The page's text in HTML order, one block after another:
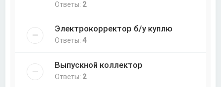
Ответы: 2
Электрокорректор б/у куплю
Ответы:4
Выпускной коллектор
Ответы: 2